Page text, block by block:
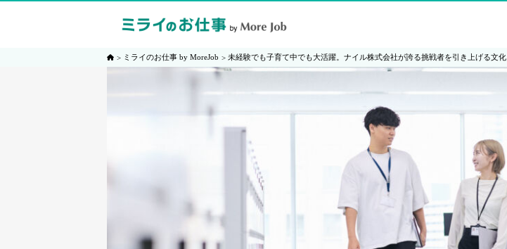
ミライのお仕事 by MoreJob 未経験でも子育て中でも大活躍。ナイル株式会社が誇る挑戦者を引き上げる文化